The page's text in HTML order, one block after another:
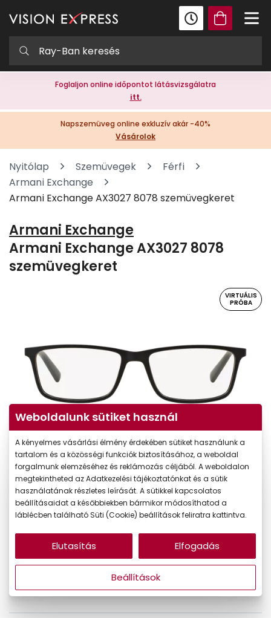
Foglaljon online időpontot látásvizsgálatra
itt.
Napszemüveg online exkluzív akár -40%
Vásárolok
Nyitólap Szemüvegek
Férfi
Armani Exchange
Armani Exchange AX3027 8078 szemüvegkeret
Armani Exchange
Armani Exchange AX3027 8078
szemüvegkeret
VIRTUÁLIS
PRÓBA
Virtuális próba
44.990 Ft
Weboldalunk sütiket használ
A kényelmes vásárlási élmény érdekében sütiket használunk a
tartalom és a közösségi funkciók biztosításához, a weboldal
forgalmunk elemzéséhez és reklámozás céljából. A weboldalon
megtekintheted az Adatkezelési tájékoztatónkat és a sütik
használatának részletes leírását. A sütikkel kapcsolatos
beállításaidat a későbbiekben bármikor módosíthatod a
láblécben található Süti (Cookie) beállítások feliratra kattintva.
Beállítások
Elutasítás Elfogadás